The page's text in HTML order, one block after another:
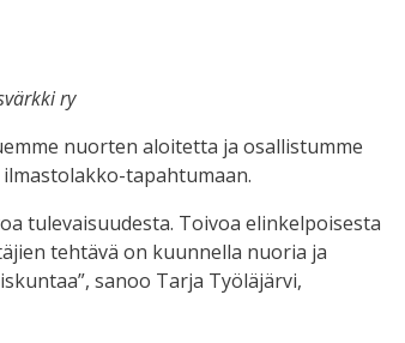
ry
nuorten aloitetta ja osallistumme
tapahtumaan.
tulevaisuudesta. Toivoa elinkelpoisesta
tehtävä on kuunnella nuoria ja
sanoo Tarja Työläjärvi,